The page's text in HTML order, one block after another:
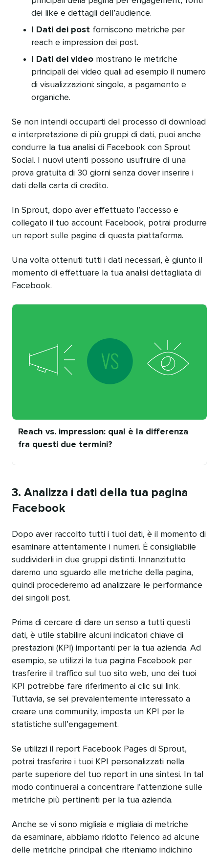
dei like e dettagli dell’audience.
I Dati dei post forniscono metriche per
reach e impression dei post.
I Dati dei video mostrano le metriche
principali dei video quali ad esempio il numero
di visualizzazioni: singole, a pagamento e
organiche.
Se non intendi occuparti del processo di download
e interpretazione di più gruppi di dati, puoi anche
condurre la tua analisi di Facebook con Sprout
Social. I nuovi utenti possono usufruire di una
prova gratuita di 30 giorni senza dover inserire i
dati della carta di credito.
In Sprout, dopo aver effettuato l’accesso e
collegato il tuo account Facebook, potrai produrre
un report sulle pagine di questa piattaforma.
Una volta ottenuti tutti i dati necessari, è giunto il
momento di effettuare la tua analisi dettagliata di
Facebook.
Reach vs. impression: qual è la differenza
fra questi due termini?
3. Analizza i dati della tua pagina
Facebook
Dopo aver raccolto tutti i tuoi dati, è il momento di
esaminare attentamente i numeri. È consigliabile
suddividerli in due gruppi distinti. Innanzitutto
daremo uno sguardo alle metriche della pagina,
quindi procederemo ad analizzare le performance
dei singoli post.
Prima di cercare di dare un senso a tutti questi
dati, è utile stabilire alcuni indicatori chiave di
prestazioni (KPI) importanti per la tua azienda. Ad
esempio, se utilizzi la tua pagina Facebook per
trasferire il traffico sul tuo sito web, uno dei tuoi
KPI potrebbe fare riferimento ai clic sui link.
Tuttavia, se sei prevalentemente interessato a
creare una community, imposta un KPI per le
statistiche sull’engagement.
Se utilizzi il report Facebook Pages di Sprout,
potrai trasferire i tuoi KPI personalizzati nella
parte superiore del tuo report in una sintesi. In tal
modo continuerai a concentrare l’attenzione sulle
metriche più pertinenti per la tua azienda.
Anche se vi sono migliaia e migliaia di metriche
da esaminare, abbiamo ridotto l’elenco ad alcune
delle metriche principali che riteniamo indichino